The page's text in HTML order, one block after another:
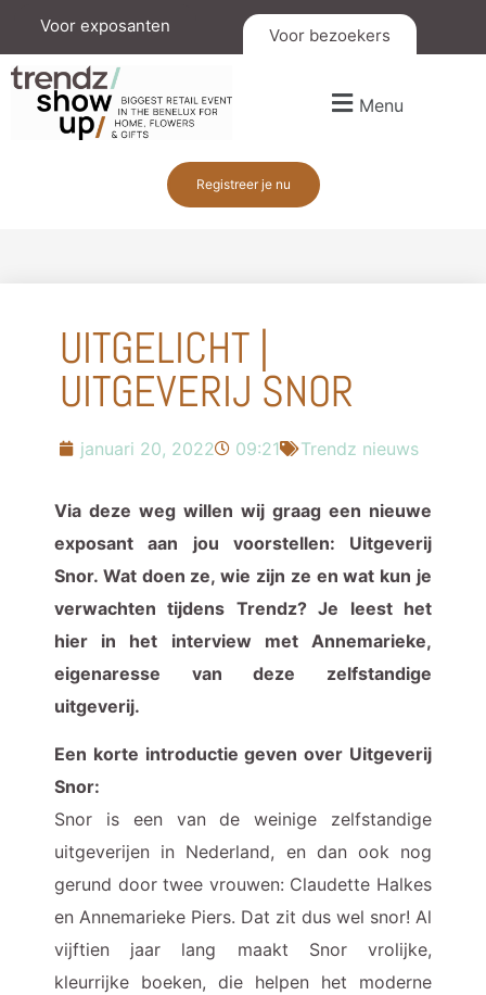
Voor exposanten Voor bezoekers
Menu
Registreer je nu
UITGELICHT |
UITGEVERIJ SNOR
januari 20, 2022 09:21 Trendz nieuws
Via deze weg willen wij graag een nieuwe
exposant aan jou voorstellen: Uitgeverij
Snor. Wat doen ze, wie zijn ze en wat kun je
verwachten tijdens Trendz? Je leest het
hier in het interview met Annemarieke,
eigenaresse van deze zelfstandige
uitgeverij.
Een korte introductie geven over Uitgeverij
Snor:
Snor is een van de weinige zelfstandige
uitgeverijen in Nederland, en dan ook nog
gerund door twee vrouwen: Claudette Halkes
en Annemarieke Piers. Dat zit dus wel snor! Al
vijftien jaar lang maakt Snor vrolijke,
kleurrijke boeken, die helpen het moderne